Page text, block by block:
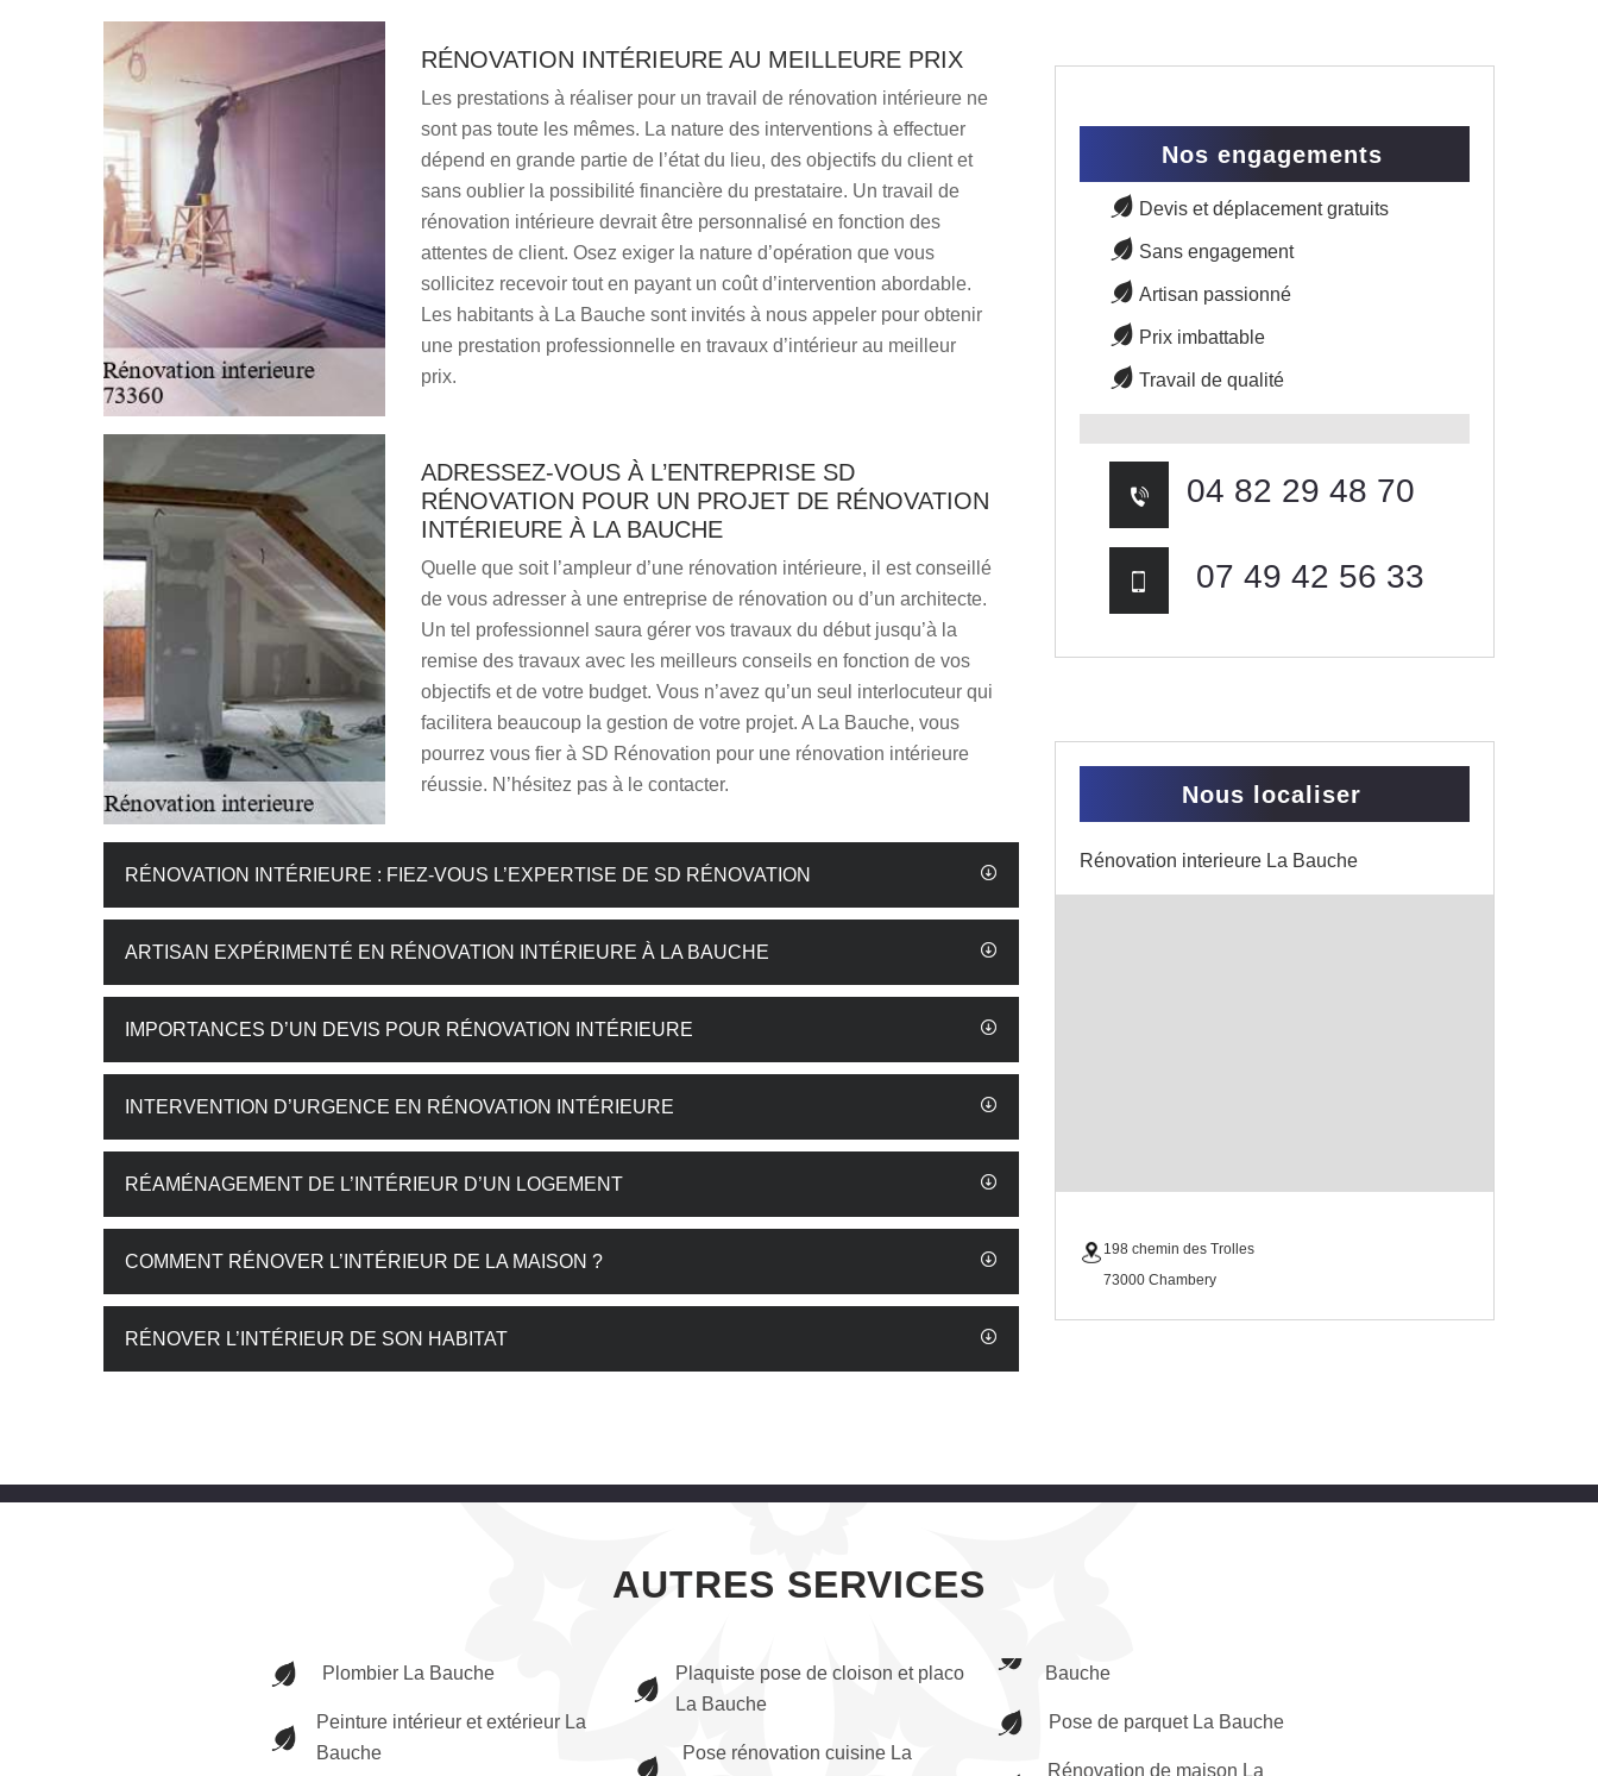
RÉNOVATION INTÉRIEURE AU MEILLEURE PRIX
Les prestations à réaliser pour un travail de rénovation intérieure ne
sont pas toute les mêmes. La nature des interventions à effectuer
dépend en grande partie de l’état du lieu, des objectifs du client et
sans oublier la possibilité financière du prestataire. Un travail de
rénovation intérieure devrait être personnalisé en fonction des
attentes de client. Osez exiger la nature d’opération que vous
sollicitez recevoir tout en payant un coût d’intervention abordable.
Les habitants à La Bauche sont invités à nous appeler pour obtenir
une prestation professionnelle en travaux d’intérieur au meilleur
prix.
ADRESSEZ-VOUS À L’ENTREPRISE SD
RÉNOVATION POUR UN PROJET DE RÉNOVATION
INTÉRIEURE À LA BAUCHE
Quelle que soit l’ampleur d’une rénovation intérieure, il est conseillé
de vous adresser à une entreprise de rénovation ou d’un architecte.
Un tel professionnel saura gérer vos travaux du début jusqu’à la
remise des travaux avec les meilleurs conseils en fonction de vos
objectifs et de votre budget. Vous n’avez qu’un seul interlocuteur qui
facilitera beaucoup la gestion de votre projet. A La Bauche, vous
pourrez vous fier à SD Rénovation pour une rénovation intérieure
réussie. N’hésitez pas à le contacter.
RÉNOVATION INTÉRIEURE : FIEZ-VOUS L’EXPERTISE DE SD RÉNOVATION
ARTISAN EXPÉRIMENTÉ EN RÉNOVATION INTÉRIEURE À LA BAUCHE
IMPORTANCES D’UN DEVIS POUR RÉNOVATION INTÉRIEURE
INTERVENTION D’URGENCE EN RÉNOVATION INTÉRIEURE
RÉAMÉNAGEMENT DE L’INTÉRIEUR D’UN LOGEMENT
COMMENT RÉNOVER L’INTÉRIEUR DE LA MAISON ?
RÉNOVER L’INTÉRIEUR DE SON HABITAT
Nos engagements
Devis et déplacement gratuits
Sans engagement
Artisan passionné
Prix imbattable
Travail de qualité
04 82 29 48 70
07 49 42 56 33
Nous localiser
Rénovation interieure La Bauche
198 chemin des Trolles
73000 Chambery
AUTRES SERVICES
Plombier La Bauche
Peinture intérieur et extérieur La
Bauche
Plaquiste pose de cloison et placo
La Bauche
Pose rénovation cuisine La
Bauche
Pose de parquet La Bauche
Rénovation de maison La